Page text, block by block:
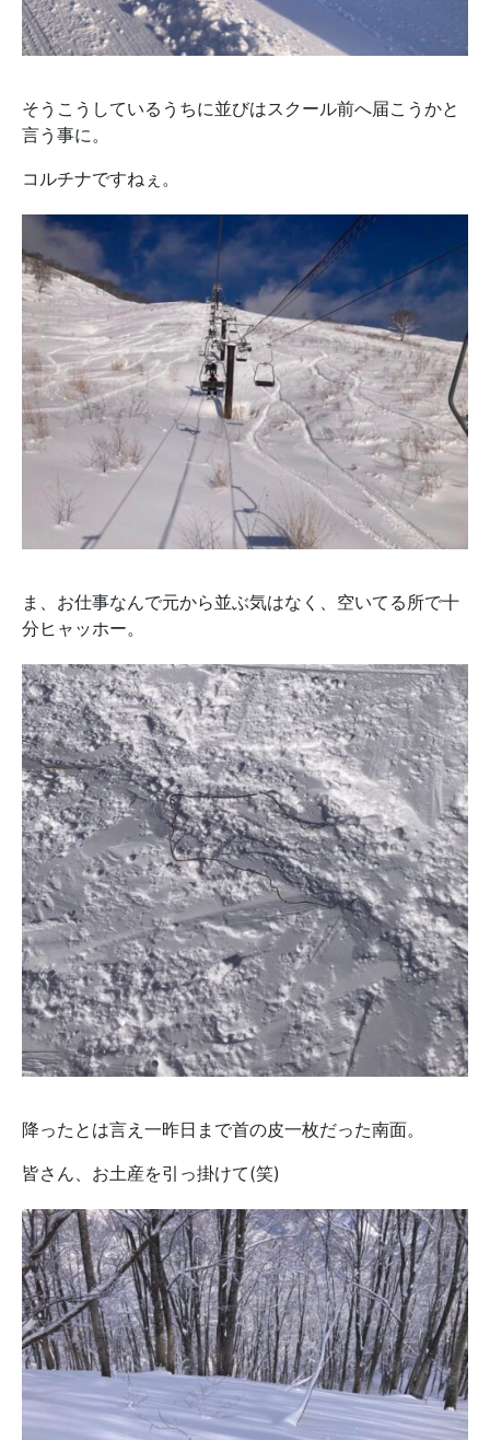
そうこうしているうちに並びはスクール前へ届こうかと
言う事に。
コルチナですねぇ。
ま、お仕事なんで元から並ぶ気はなく、空いてる所で十
分ヒャッホー。
降ったとは言え一昨日まで首の皮一枚だった南面。
皆さん、お土産を引っ掛けて(笑)